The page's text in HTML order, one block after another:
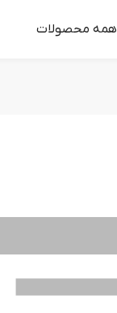
همه محصولات